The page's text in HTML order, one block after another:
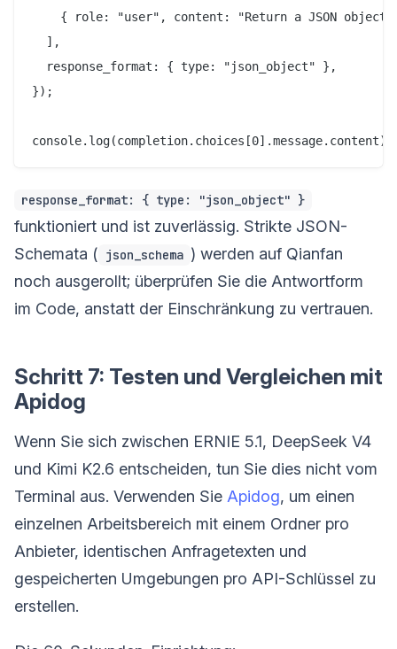
{ role: "user", content: "Return a JSON object
  ],
  response_format: { type: "json_object" },
});
response_format: { type: "json_object" }
funktioniert und ist zuverlässig. Strikte JSON-
Schemata ( json_schema ) werden auf Qianfan
noch ausgerollt; überprüfen Sie die Antwortform
im Code, anstatt der Einschränkung zu vertrauen.
Schritt 7: Testen und Vergleichen mit
Apidog
Wenn Sie sich zwischen ERNIE 5.1, DeepSeek V4
und Kimi K2.6 entscheiden, tun Sie dies nicht vom
Terminal aus. Verwenden Sie Apidog, um einen
einzelnen Arbeitsbereich mit einem Ordner pro
Anbieter, identischen Anfragetexten und
gespeicherten Umgebungen pro API-Schlüssel zu
erstellen.